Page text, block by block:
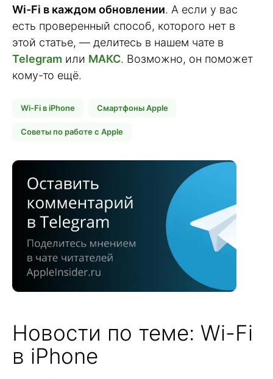
Wi-Fi в каждом обновлении. А если у вас
есть проверенный способ, которого нет в
этой статье, — делитесь в нашем чате в
Telegram или МАКС. Возможно, он поможет
кому-то ещё.
Wi-Fi в iPhone Смартфоны Apple
Советы по работе с Apple
Новости по теме: Wi-Fi
в iPhone